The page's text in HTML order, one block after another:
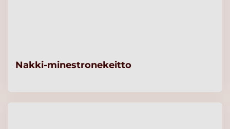
Nakki-minestronekeitto